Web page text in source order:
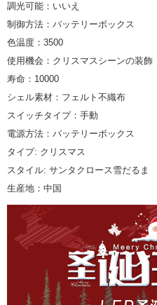
調光可能：いいえ
制御方法：バッテリーボックス
色温度：3500
使用機会：クリスマスシーンの装飾
寿命：10000
シェル素材：フェルト不織布
スイッチタイプ：手動
電源方法：バッテリーボックス
タイプ: クリスマス
スタイル: サンタクロース雪だるま
生産地：中国